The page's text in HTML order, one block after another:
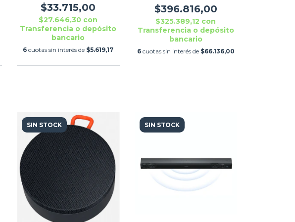
$33.715,00
$27.646,30 con
Transferencia o depósito
bancario
6 cuotas sin interés de $5.619,17
$396.816,00
$325.389,12 con
Transferencia o depósito
bancario
6 cuotas sin interés de $66.136,00
SIN STOCK SIN STOCK